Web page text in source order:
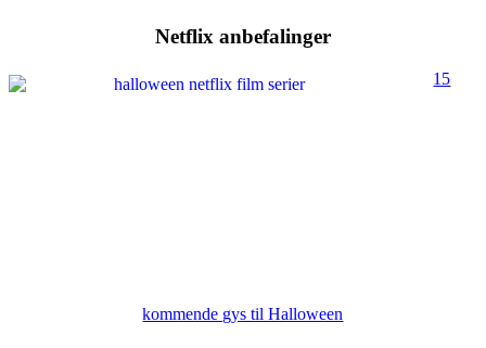
Netflix anbefalinger
15
kommende gys til Halloween